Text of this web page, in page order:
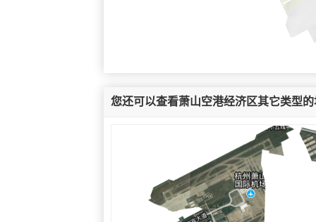
您还可以查看萧山空港经济区其它类型